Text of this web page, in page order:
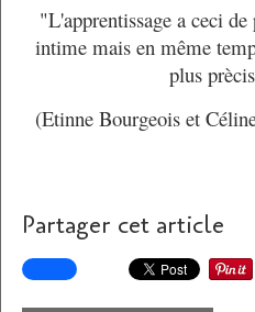
"L'apprentissage a ceci
intime mais en même
plus
(Etinne Bourgeois et
Partager cet article